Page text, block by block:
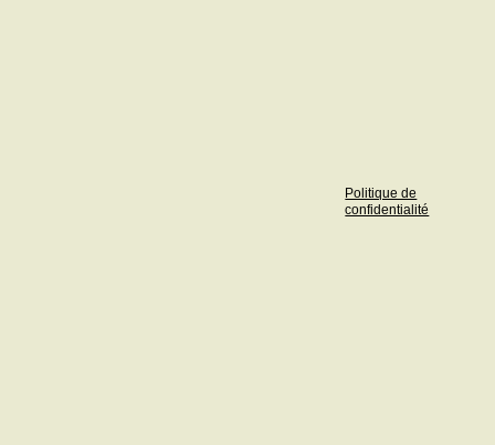
Politique de
confidentialité